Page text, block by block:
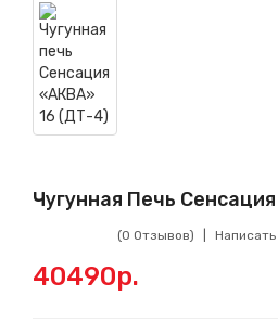
Чугунная Печь
(0 Отзывов)
40490р.